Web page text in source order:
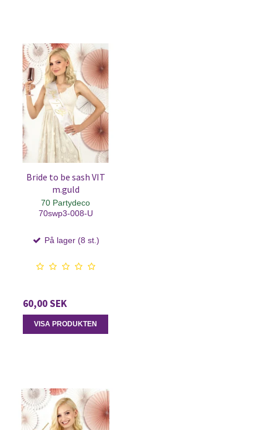
Bride to be sash VIT
m.guld
70 Partydeco
70swp3-008-U
På lager (8 st.)
60,00 SEK
VISA PRODUKTEN